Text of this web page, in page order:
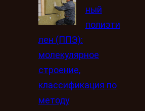
ный
полиэти
лен (ППЭ):
молекулярное
строение,
классификация по
методу